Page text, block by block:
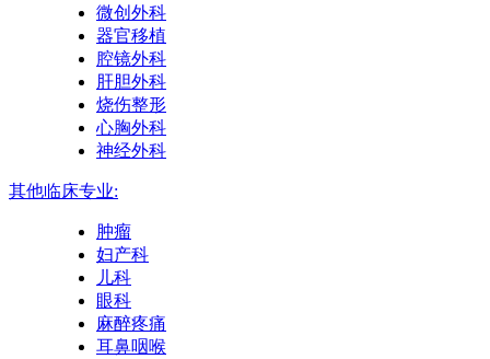
微创外科
器官移植
腔镜外科
肝胆外科
烧伤整形
心胸外科
神经外科
其他临床专业:
肿瘤
妇产科
儿科
眼科
麻醉疼痛
耳鼻咽喉